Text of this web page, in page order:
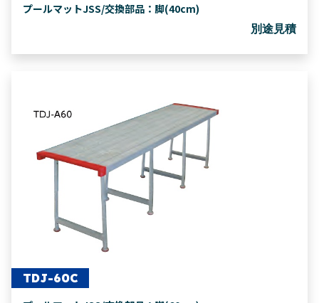
プールマットJSS/交換部品：脚(40cm)
別途見積
TDJ-60C